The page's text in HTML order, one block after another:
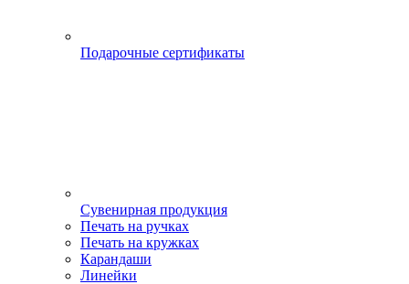
Подарочные сертификаты
Сувенирная продукция
Печать на ручках
Печать на кружках
Карандаши
Линейки